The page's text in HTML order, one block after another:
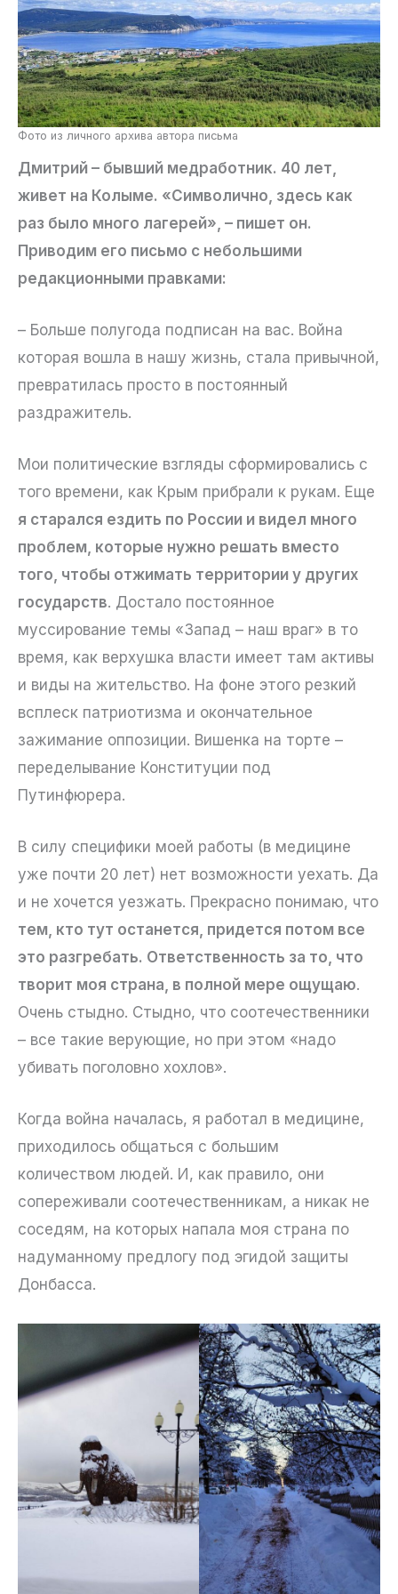
Фото из личного архива автора письма
Дмитрий – бывший медработник. 40 лет,
живет на Колыме. «Символично, здесь как
раз было много лагерей», – пишет он.
Приводим его письмо с небольшими
редакционными правками:
– Больше полугода подписан на вас. Война
которая вошла в нашу жизнь, стала привычной,
превратилась просто в постоянный
раздражитель.
Мои политические взгляды сформировались с
того времени, как Крым прибрали к рукам. Еще
я старался ездить по России и видел много
проблем, которые нужно решать вместо
того, чтобы отжимать территории у других
государств. Достало постоянное
муссирование темы «Запад – наш враг» в то
время, как верхушка власти имеет там активы
и виды на жительство. На фоне этого резкий
всплеск патриотизма и окончательное
зажимание оппозиции. Вишенка на торте –
переделывание Конституции под
Путинфюрера.
В силу специфики моей работы (в медицине
уже почти 20 лет) нет возможности уехать. Да
и не хочется уезжать. Прекрасно понимаю, что
тем, кто тут останется, придется потом все
это разгребать. Ответственность за то, что
творит моя страна, в полной мере ощущаю.
Очень стыдно. Стыдно, что соотечественники
– все такие верующие, но при этом «надо
убивать поголовно хохлов».
Когда война началась, я работал в медицине,
приходилось общаться с большим
количеством людей. И, как правило, они
сопереживали соотечественникам, а никак не
соседям, на которых напала моя страна по
надуманному предлогу под эгидой защиты
Донбасса.